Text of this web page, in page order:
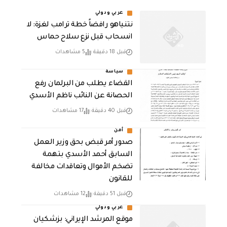
عربي ودولي
نتنياهو رافضاً خطة ترامب لغزة: لا
انسحاب قبل نزع سلاح حماس
قبل 18 دقيقة 5 مشاهدات
سياسة
القضاء يطلب من البرلمان رفع
الحصانة عن النائب ناظم الأسدي
قبل 40 دقيقة 17 مشاهدات
أمن
صدور أمر قبض بحق وزير العمل
السابق أحمد الأسدي بتهمة
تضخم الأموال وتعاقدات مخالفة
للقانون
قبل 51 دقيقة 12 مشاهدات
عربي ودولي
موقع المرشد الإيراني: بزشكيان